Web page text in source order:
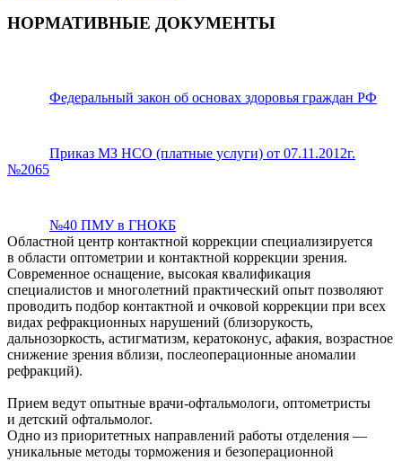
НОРМАТИВНЫЕ ДОКУМЕНТЫ
Федеральный закон об основах здоровья граждан РФ
Приказ МЗ НСО (платные услуги) от 07.11.2012г.
№2065
№40 ПМУ в ГНОКБ
Областной центр контактной коррекции специализируется
в области оптометрии и контактной коррекции зрения.
Современное оснащение, высокая квалификация
специалистов и многолетний практический опыт позволяют
проводить подбор контактной и очковой коррекции при всех
видах рефракционных нарушений (близорукость,
дальнозоркость, астигматизм, кератоконус, афакия, возрастное
снижение зрения вблизи, послеоперационные аномалии
рефракций).
Прием ведут опытные врачи-офтальмологи, оптометристы
и детский офтальмолог.
Одно из приоритетных направлений работы отделения —
уникальные методы торможения и безоперационной